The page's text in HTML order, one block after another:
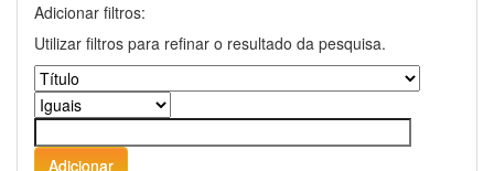
Adicionar filtros:
Utilizar filtros para refinar o resultado da pesquisa.